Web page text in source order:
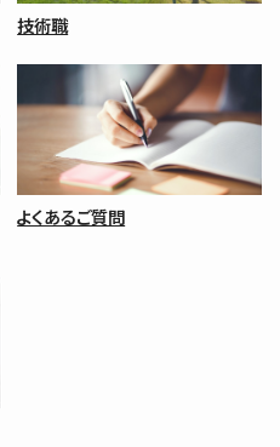
技術職
よくあるご質問